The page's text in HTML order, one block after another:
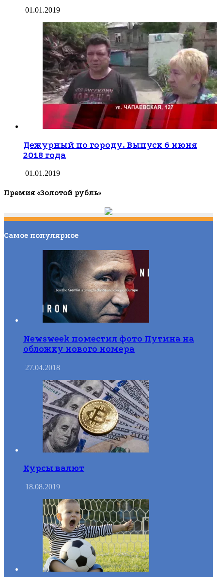
01.01.2019
Дежурный по городу. Выпуск 6 июня
2018 года
01.01.2019
Премия «Золотой рубль»
Самое популярное
Newsweek поместил фото Путина на
обложку нового номера
27.04.2018
Курсы валют
18.08.2019